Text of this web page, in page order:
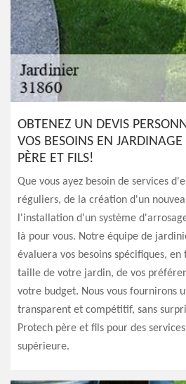
OBTENEZ UN DEVIS
VOS BESOINS EN JARDINAGE
PÈRE ET FILS!
Que vous ayez besoin de services
réguliers, de la création d'un
l'installation d'un système
là pour vous. Notre équipe de
évaluera vos besoins spécifiques,
taille de votre jardin, de vos
votre budget. Nous vous fournirons
transparent et compétitif, sans
Protech père et fils pour des
supérieure.